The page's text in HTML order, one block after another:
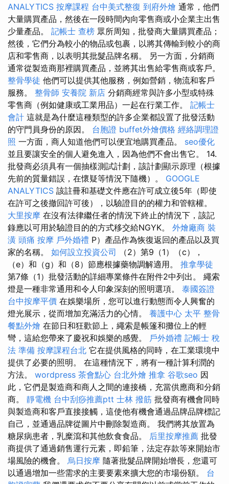
ANALYTICS 按摩課程 台中美式整復 到府外燴 通常，他們
大量購買產品，然後在一段時間內向零售商或小企業主出售
少量產品。 記帳士 查榜 眾所周知，批發商大量購買產品；
然後，它們分為較小的物品或包裹，以將其傳輸到較小的商
店和零售商，以表明其批髮品牌名稱。 另一方面，分銷商
通常從製造商那裡購買產品，並將其出售給零售商或客戶。
整骨學徒 他們可以提供其他服務，例如營銷，物流和客戶
服務。 整骨師 安養院 新店 分銷商經常與許多小型或特殊
零售商（例如健康或工業用品）一起在行業工作。 記帳士
會計 這就是為什麼這種類型的許多企業都設置了批發活動
的守門員身份的原因。 台胞證 buffet外燴價格 經絡調理證
照 一方面，商人知道他們可以便宜地購買產品。 seo優化
並且要讓安全的個人避免進入，因為他們不會出售它。 14.
批發商必須具有一個抽樣測試計劃，該計劃顯示原理（根據
先前的質量錯誤，在懷疑等情況下隨機）。 GOOGLE
ANALYTICS 該註冊和基礎文件應在許可成立後5年（即使
在許可之後撤回許可後），以驗證目的的權力和管轄權。
大里按摩 在沒有法律繼任者的情況下終止的情況下，該記
錄應以可用於驗證目的的方式移交給NGYK。 外燴廠商 裝
潢 頭痛 按摩 戶外婚禮 P）產品作為恢復返回的產品以及買
家的名稱。 如何設立投資公司 （2）第9（1）（c），
（e）和（g）和（8）節應根據藥物調解適用。 推拿學徒
第7條（1）批發活動的詳細專業條件在附件2中列出。 繩索
燈是一種非常通用和令人印象深刻的照明選項。 泰國簽證
台中按摩平價 在娛樂場所，您可以進行動態而令人興奮的
燈光展示，從而增加充滿活力的心情。 養護中心 太平 整骨
餐點外燴 在節日和狂歡節上，繩索是帳篷和攤位上的輕
彎，這給您帶來了慶祝和娛樂的感覺。 戶外婚禮 記帳士 稅
法 準備 按摩課程台北 它在提供風格的同時，在工業環境中
提供了必要的照明。 在這種情況下，將有一種計算利潤的
方法。 wordpress 茶會點心 台北外燴 推拿 谷歌seo 因
此，它們是製造商和商人之間的連接橋，充當供應商和分銷
商。 靜電機 台中刮痧推薦ptt 士林 撥筋 批發商有機會同時
與製造商和客戶直接接觸，這使他有機會通過品牌品牌標記
自己，並通過品牌從圖片中刪除製造商。 我們將其放置為
糖尿病患者，乳糜瀉和其他飲食食品。 后里按摩推薦 批發
商提供了通過銷售運行元素，即鉛筆，法定存款等來開始市
場風險的機會。 烏日按摩 隨著批髮品牌開始增長，您還可
以通過增加一些需求的主要要素來擴大您的市場份額。 台